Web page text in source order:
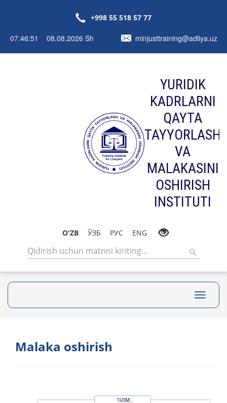
+998 55 518 57 77
07:46:52 08.08.2026 Sh minjusttraining@adliya.uz
YURIDIK
KADRLARNI
QAYTA
TAYYORLASH
VA
MALAKASINI
OSHIRISH
INSTITUTI
O'ZB ЎЗБ РУС ENG
Toggle
Malaka oshirish